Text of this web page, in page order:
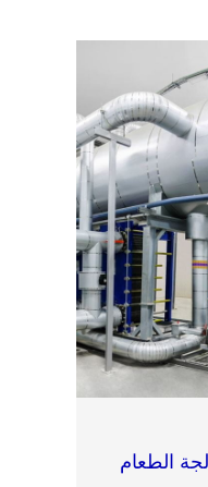
الطعام